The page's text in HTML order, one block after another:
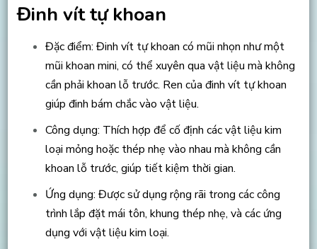
Đinh vít tự khoan
Đặc điểm: Đinh vít tự khoan có mũi nhọn như một
mũi khoan mini, có thể xuyên qua vật liệu mà không
cần phải khoan lỗ trước. Ren của đinh vít tự khoan
giúp đinh bám chắc vào vật liệu.
Công dụng: Thích hợp để cố định các vật liệu kim
loại mỏng hoặc thép nhẹ vào nhau mà không cần
khoan lỗ trước, giúp tiết kiệm thời gian.
Ứng dụng: Được sử dụng rộng rãi trong các công
trình lắp đặt mái tôn, khung thép nhẹ, và các ứng
dụng với vật liệu kim loại.